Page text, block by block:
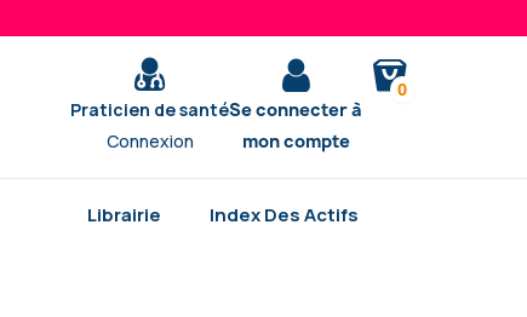
Praticien de santé
Connexion
Se connecter à
mon compte
0
Librairie Index Des Actifs